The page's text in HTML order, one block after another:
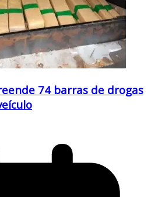
74 barras de drogas